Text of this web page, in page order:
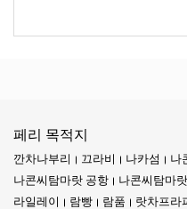
페리 목적지
깐차나부리 끄라비 나카섬 나
나콘씨탐마랏 공항
나콘씨탐마
라일레이
람빵 람품 랏차프라